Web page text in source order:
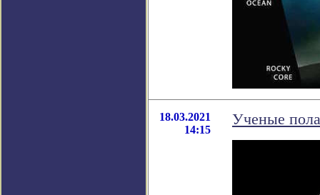
18.03.2021
14:15
Ученые